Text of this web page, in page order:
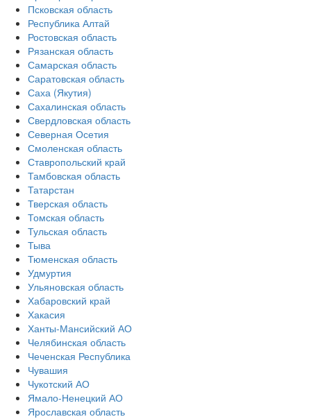
Псковская область
Республика Алтай
Ростовская область
Рязанская область
Самарская область
Саратовская область
Саха (Якутия)
Сахалинская область
Свердловская область
Северная Осетия
Смоленская область
Ставропольский край
Тамбовская область
Татарстан
Тверская область
Томская область
Тульская область
Тыва
Тюменская область
Удмуртия
Ульяновская область
Хабаровский край
Хакасия
Ханты-Мансийский АО
Челябинская область
Чеченская Республика
Чувашия
Чукотский АО
Ямало-Ненецкий АО
Ярославская область